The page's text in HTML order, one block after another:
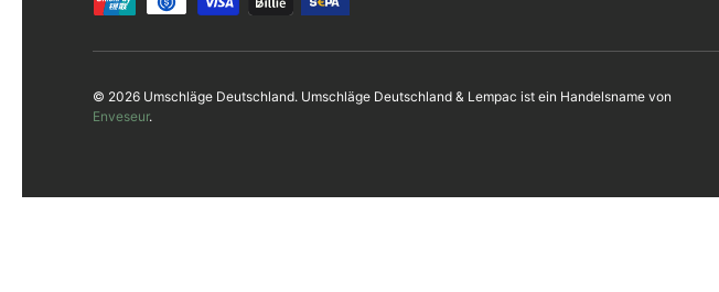
© 2026 Umschläge Deutschland. Umschläge Deutschland & Lempac ist ein Handelsname von
Enveseur.